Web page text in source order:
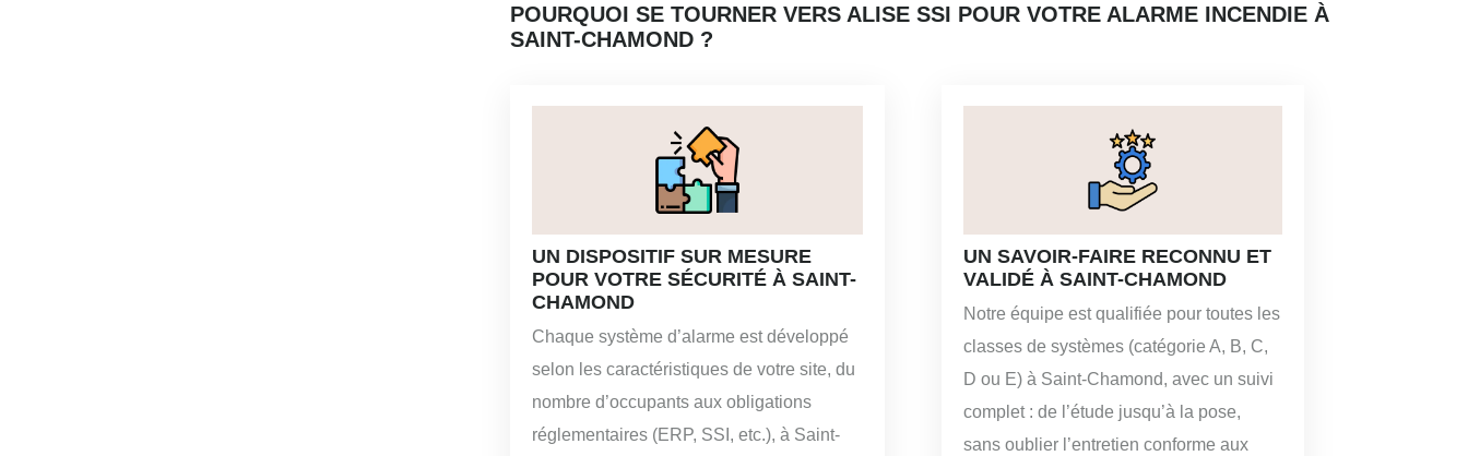
POURQUOI SE TOURNER VERS ALISE SSI POUR VOTRE ALARME INCENDIE À
SAINT-CHAMOND ?
UN DISPOSITIF SUR MESURE
POUR VOTRE SÉCURITÉ À SAINT-
CHAMOND
Chaque système d’alarme est développé
selon les caractéristiques de votre site, du
nombre d’occupants aux obligations
réglementaires (ERP, SSI, etc.), à Saint-
UN SAVOIR-FAIRE RECONNU ET
VALIDÉ À SAINT-CHAMOND
Notre équipe est qualifiée pour toutes les
classes de systèmes (catégorie A, B, C,
D ou E) à Saint-Chamond, avec un suivi
complet : de l’étude jusqu’à la pose,
sans oublier l’entretien conforme aux